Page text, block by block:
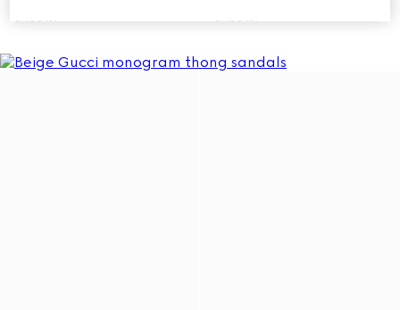
3.450 kr.
3.450 kr.